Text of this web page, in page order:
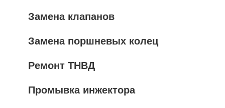
Замена клапанов
Замена поршневых колец
Ремонт ТНВД
Промывка инжектора